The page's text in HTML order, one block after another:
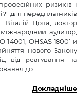
ризиків і
для передплатників
Цопа, доктор
аудитор,
14001, OHSAS 18001 и
нового Закону
від реагування на
до...
Докладніше